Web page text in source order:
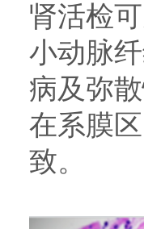
肾活检
小动脉
病及弥
在系膜
致。